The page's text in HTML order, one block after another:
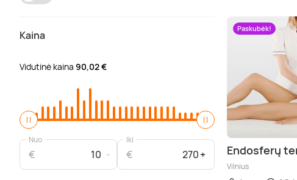
Kaina
Vidutinė kaina 90,02 €
Nuo
€
Iki
€
Paskubėk!
Endosferų
Vilnius